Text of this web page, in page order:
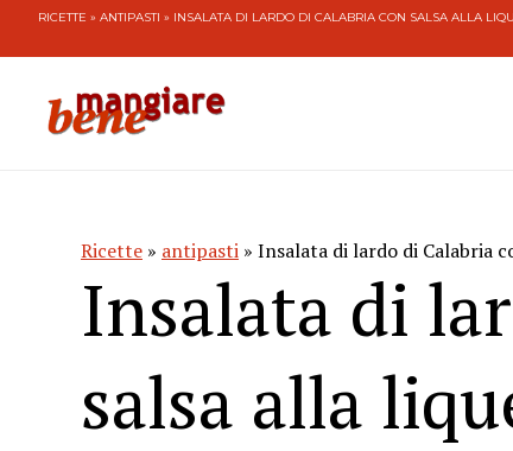
RICETTE » ANTIPASTI » INSALATA DI LARDO DI CALABRIA CON SALSA ALLA
Ricette » antipasti » Insalata di lardo di Calabria
Insalata di
salsa alla